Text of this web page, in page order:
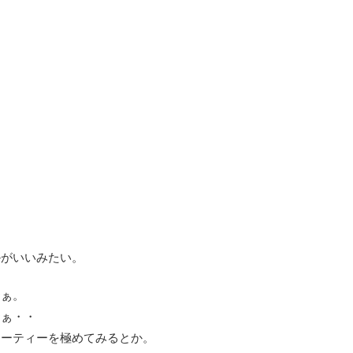
いいみたい。
。
・・
ティーを極めてみるとか。